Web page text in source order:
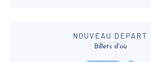
NOUVEAU DEPART
Billets d'où